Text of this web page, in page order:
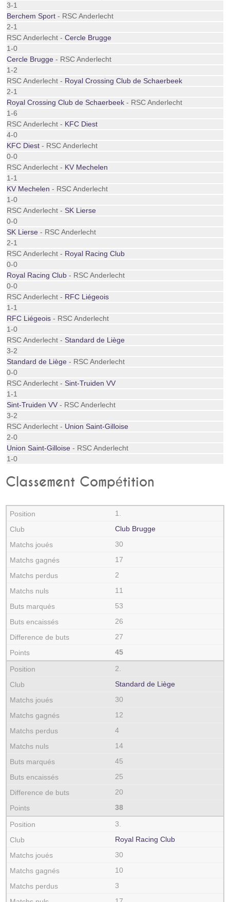
3-1
Berchem Sport - RSC Anderlecht
2-1
RSC Anderlecht -Cercle Brugge
1-0
Cercle Brugge - RSC Anderlecht
1-2
RSC Anderlecht - Royal Crossing Club de Schaerbeek
2-1
Royal Crossing Club de Schaerbeek - RSC Anderlecht
1-6
RSC Anderlecht - KFC Diest
4-0
KFC Diest - RSC Anderlecht
0-0
RSC Anderlecht - KV Mechelen
1-1
KV Mechelen - RSC Anderlecht
1-0
RSC Anderlecht -SK Lierse
0-0
SK Lierse - RSC Anderlecht
2-1
RSC Anderlecht - Royal Racing Club
0-0
Royal Racing Club - RSC Anderlecht
0-0
RSC Anderlecht - RFC Liégeois
1-1
RFC Liégeois - RSC Anderlecht
1-0
RSC Anderlecht -Standard de Liège
3-2
Standard de Liège - RSC Anderlecht
0-0
RSC Anderlecht -Sint-Truiden VV
1-1
Sint-Truiden VV - RSC Anderlecht
3-2
RSC Anderlecht - Union Saint-Gilloise
2-0
Union Saint-Gilloise - RSC Anderlecht
1-0
Classement Compétition
1.
Club Brugge
30
17
2
11
53
26
27
45
2.
Standard de Liège
30
12
4
14
45
25
20
38
3.
Royal Racing Club
30
10
3